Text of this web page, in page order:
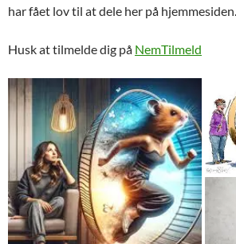
har fået lov til at dele her på hjemmesiden.
Husk at tilmelde dig på NemTilmeld